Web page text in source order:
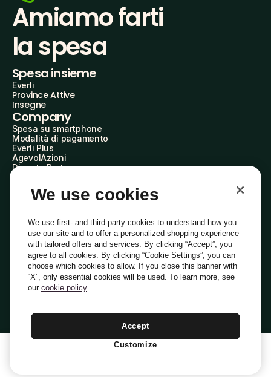
Amiamo farti
la spesa
Spesa insieme
Everli
Province Attive
Insegne
Company
Spesa su smartphone
Modalità di pagamento
Everli Plus
AgevolAzioni
Diventa Partner
Everli Shoppers
About Us
Everli News
Domande frequenti
Lavora con noi
Diventa Shopper
Investitori
PrivacyCookiePreferenze Cookie
Termini e CondizioniCodice Etico
Indirizzo PEC: everli@pec.it - indirizzo DPO: dpo@everli.com
Italiano
We use cookies
We use first- and third-party cookies to understand how you
use our site and to offer a personalized shopping experience
with tailored offers and services. By clicking “Accept”, you
agree to all cookies. By clicking “Cookie Settings”, you can
choose which cookies to allow. If you close this banner with
“X”, only essential cookies will be used. To learn more, see
our cookie policy
Accept
Customize